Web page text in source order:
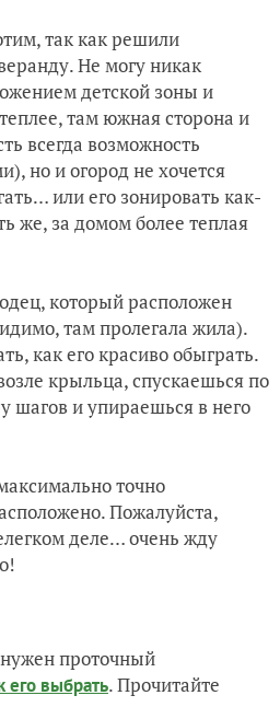
так как решили
Не могу никак
детской зоны и
там южная сторона и
всегда возможность
но и огород не хочется
или его зонировать как-
же, за домом более теплая
который расположен
там пролегала жила).
как его красиво обыграть.
крыльца, спускаешься по
шагов и упираешься в него
точно
Пожалуйста,
деле… очень жду
проточный
его выбрать. Прочитайте